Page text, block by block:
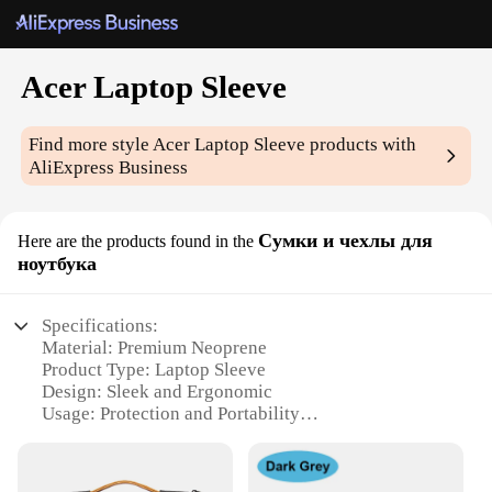
Acer Laptop Sleeve
Find more styleAcer Laptop Sleeve products with
AliExpress Business
Here are the products found in the Сумки и чехлы для
ноутбука
Specifications:
Material: Premium Neoprene
Product Type: Laptop Sleeve
Design: Sleek and Ergonomic
Usage: Protection and Portability
Durability: Heavy-duty and Long-lasting